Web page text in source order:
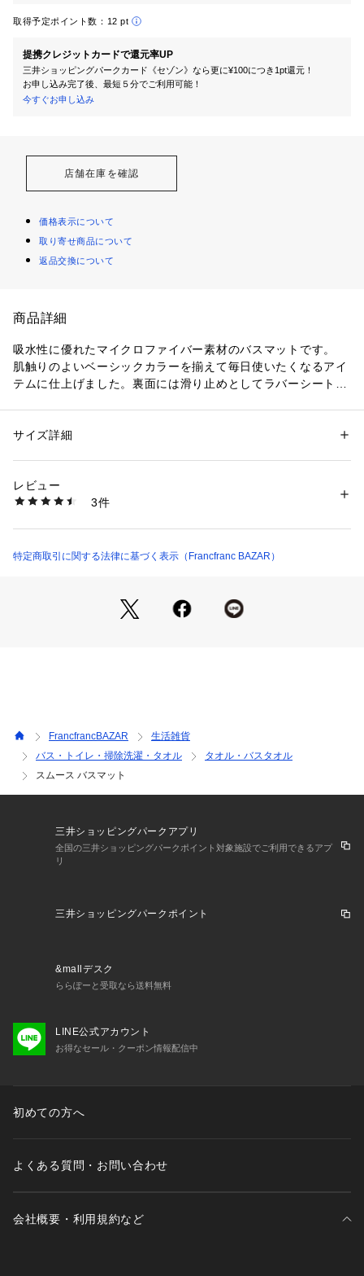
取得予定ポイント数： 12 pt
提携クレジットカードで還元率UP
三井ショッピングパークカード《セゾン》なら更に¥100につき1pt還元！
お申し込み完了後、最短５分でご利用可能！
今すぐお申し込み
店舗在庫を確認
価格表示について
取り寄せ商品について
返品交換について
商品詳細
吸水性に優れたマイクロファイバー素材のバスマットです。
肌触りのよいベーシックカラーを揃えて毎日使いたくなるアイ
テムに仕上げました。裏面には滑り止めとしてラバーシートを
●洗濯:洗濯機可（単独洗いもしくはネット使用）
■お洗濯後は陰干しでしっかりと乾いてから保管してくださ
い。乾ききっていない状態で保管するとカビの原因になりま
性別：レディース
スタオル
商品番号： 1100300000024
サイズ詳細
レビュー
3件
特定商取引に関する法律に基づく表示（Francfranc BAZAR）
FrancfrancBAZAR
生活雑貨
バス・トイレ・掃除洗濯・タオル
タオル・バスタオル
スムース バスマット
三井ショッピングパークアプリ
全国の三井ショッピングパークポイント対象施設でご利用できるアプ
リ
三井ショッピングパークポイント
&mallデスク
ららぽーと受取なら送料無料
LINE公式アカウント
お得なセール・クーポン情報配信中
初めての方へ
よくある質問・お問い合わせ
会社概要・利用規約など